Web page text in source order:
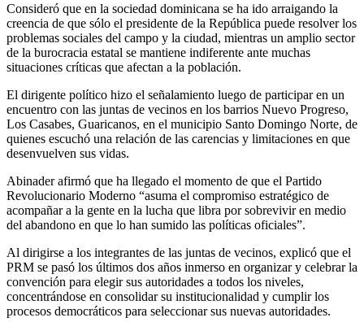
Consideró que en la sociedad dominicana se ha ido arraigando la
creencia de que sólo el presidente de la República puede resolver los
problemas sociales del campo y la ciudad, mientras un amplio sector
de la burocracia estatal se mantiene indiferente ante muchas
situaciones críticas que afectan a la población.
El dirigente político hizo el señalamiento luego de participar en un
encuentro con las juntas de vecinos en los barrios Nuevo Progreso,
Los Casabes, Guaricanos, en el municipio Santo Domingo Norte, de
quienes escuchó una relación de las carencias y limitaciones en que
desenvuelven sus vidas.
Abinader afirmó que ha llegado el momento de que el Partido
Revolucionario Moderno “asuma el compromiso estratégico de
acompañar a la gente en la lucha que libra por sobrevivir en medio
del abandono en que lo han sumido las políticas oficiales”.
Al dirigirse a los integrantes de las juntas de vecinos, explicó que el
PRM se pasó los últimos dos años inmerso en organizar y celebrar la
convención para elegir sus autoridades a todos los niveles,
concentrándose en consolidar su institucionalidad y cumplir los
procesos democráticos para seleccionar sus nuevas autoridades.